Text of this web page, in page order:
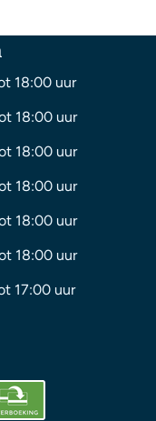
18:00 uur
18:00 uur
18:00 uur
18:00 uur
18:00 uur
18:00 uur
17:00 uur